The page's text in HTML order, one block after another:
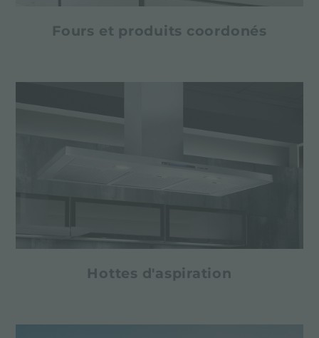
Fours et produits coordonés
Hottes d'aspiration